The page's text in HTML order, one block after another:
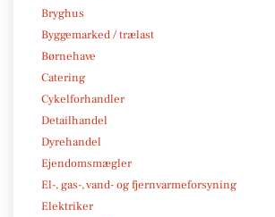
Bryghus
Byggemarked / trælast
Børnehave
Catering
Cykelforhandler
Detailhandel
Dyrehandel
Ejendomsmægler
El-, gas-, vand- og fjernvarmeforsyning
Elektriker